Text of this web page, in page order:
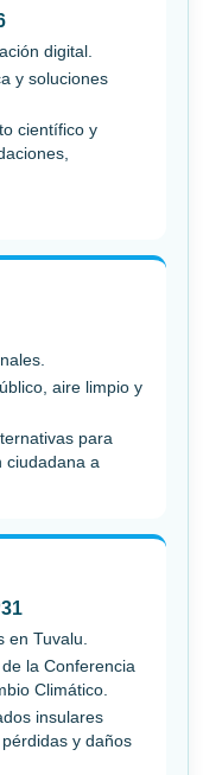
digital.
y soluciones
científico y
aire limpio y
para
ciudadana a
en Tuvalu.
la Conferencia
Climático.
insulares
y daños